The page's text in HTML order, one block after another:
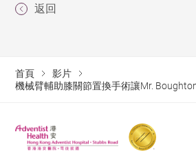
返回
首頁
影片
機械臂輔助膝關節置換手術讓Mr.